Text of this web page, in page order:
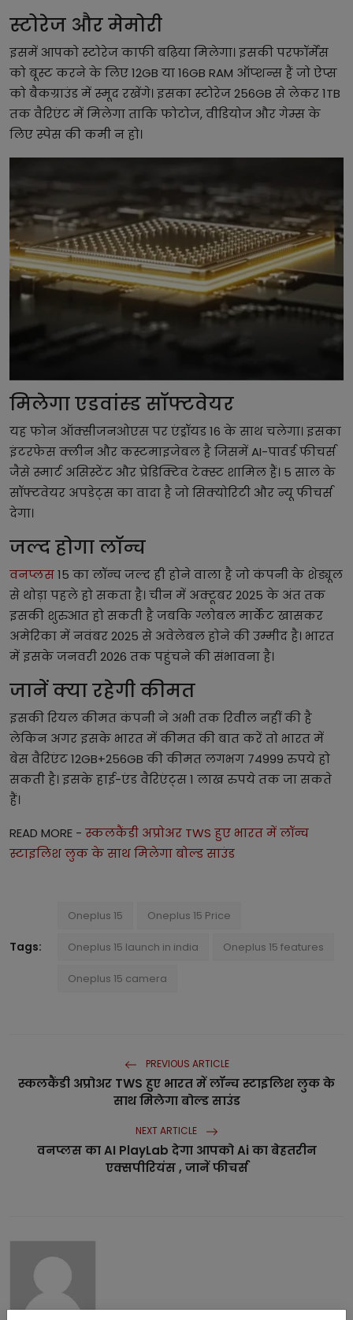
स्टोरेज और मेमोरी
इसमें आपको स्टोरेज काफी बढ़िया मिलेगा। इसकी परफॉर्मेंस
को बूस्ट करने के लिए 12GB या 16GB RAM ऑप्शन्स हैं जो ऐप्स
को बैकग्राउंड में स्मूद रखेंगे। इसका स्टोरेज 256GB से लेकर 1TB
तक वैरिएंट में मिलेगा ताकि फोटोज, वीडियोज और गेम्स के
लिए स्पेस की कमी न हो।
मिलेगा एडवांस्ड सॉफ्टवेयर
यह फोन ऑक्सीजनओएस पर एंड्रॉयड 16 के साथ चलेगा। इसका
इंटरफेस क्लीन और कस्टमाइजेबल है जिसमें AI-पावर्ड फीचर्स
जैसे स्मार्ट असिस्टेंट और प्रेडिक्टिव टेक्स्ट शामिल हैं। 5 साल के
सॉफ्टवेयर अपडेट्स का वादा है जो सिक्योरिटी और न्यू फीचर्स
देगा।
जल्द होगा लॉन्च
वनप्लस15 का लॉन्च जल्द ही होने वाला है जो कंपनी के शेड्यूल
से थोड़ा पहले हो सकता है। चीन में अक्टूबर 2025 के अंत तक
इसकी शुरुआत हो सकती है जबकि ग्लोबल मार्केट खासकर
अमेरिका में नवंबर 2025 से अवेलेबल होने की उम्मीद है। भारत
में इसके जनवरी 2026 तक पहुंचने की संभावना है।
जानें क्या रहेगी कीमत
इसकी रियल कीमत कंपनी ने अभी तक रिवील नहीं की है
लेकिन अगर इसके भारत में कीमत की बात करें तो भारत में
बेस वैरिएंट 12GB+256GB की कीमत लगभग 74999 रुपये हो
सकती है। इसके हाई-एंड वैरिएंट्स 1 लाख रुपये तक जा सकते
हैं।
READ MORE - स्कलकैंडी अप्रोअर TWS हुए भारत में लॉन्च
स्टाइलिश लुक के साथ मिलेगा बोल्ड साउंड
Tags:
Oneplus 15 Oneplus 15 Price
Oneplus 15 launch in india Oneplus 15 features
Oneplus 15 camera
PREVIOUS ARTICLE
स्कलकैंडी अप्रोअर TWS हुए भारत में लॉन्च स्टाइलिश लुक के
साथ मिलेगा बोल्ड साउंड
NEXT ARTICLE
वनप्लस का AI PlayLab देगा आपको Ai का बेहतरीन
एक्सपीरियंस , जानें फीचर्स